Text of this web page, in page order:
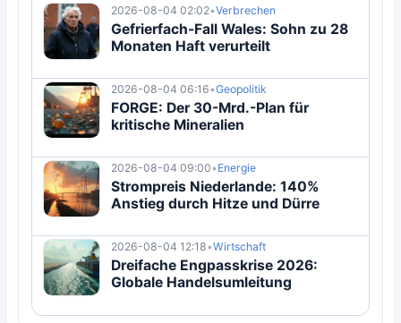
2026-08-04 02:02•Verbrechen
Gefrierfach-Fall Wales: Sohn zu 28
Monaten Haft verurteilt
2026-08-04 06:16•Geopolitik
FORGE: Der 30-Mrd.-Plan für
kritische Mineralien
2026-08-04 09:00• Energie
Strompreis Niederlande: 140%
Anstieg durch Hitze und Dürre
2026-08-04 12:18•Wirtschaft
Dreifache Engpasskrise 2026:
Globale Handelsumleitung